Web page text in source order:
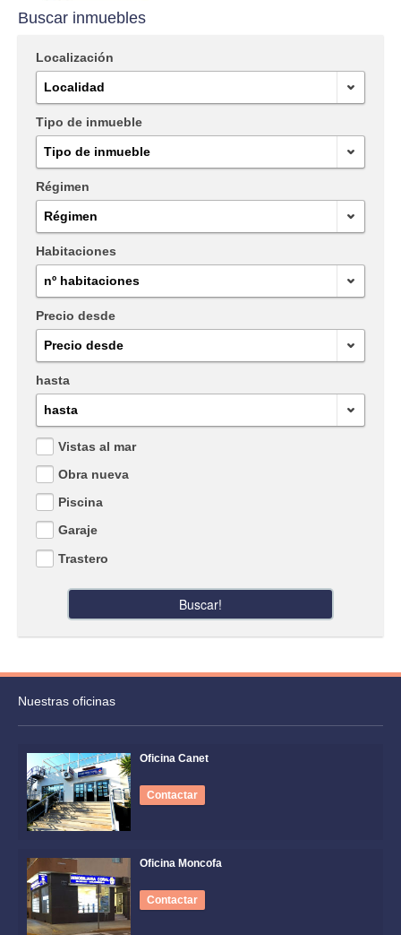
Contacto
Oficina Canet de Berenguer
Oficina de Valencia
Oficina Canet de Berenguer 2
Oficina Almenara
Buscar inmuebles
Localización
Localidad
Tipo de inmueble
Tipo de inmueble
Régimen
Régimen
Habitaciones
nº habitaciones
Precio desde
Precio desde
hasta
hasta
Vistas al mar
Obra nueva
Piscina
Garaje
Trastero
Buscar!
Nuestras oficinas
Oficina Canet
Contactar
Oficina Moncofa
Contactar